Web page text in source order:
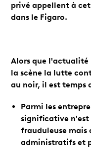
privé appellent à
dans le Figaro.
Alors que l'actualité
la scène la lutte
au noir, il est temps
Parmi les
significative n'est
frauduleuse
administratifs et